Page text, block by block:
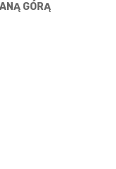
GÓRĄ